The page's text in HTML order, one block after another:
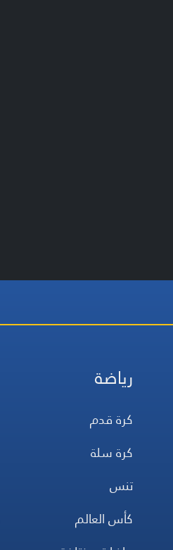
رياضة
كرة قدم
كرة سلة
تنس
كأس العالم